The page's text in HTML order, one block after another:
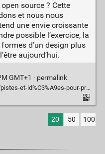
source ? Cette
et nous nous
une envie croissante
possible l’exercice, la
d’un design plus
aujourd’hui.
GMT+1 · permalink
un-design-plus-libre-et-plus-ouvert-7efe94feb516
20 50 100